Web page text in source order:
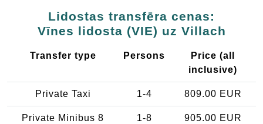
Lidostas transfēra cenas:
Vīnes lidosta (VIE) uz Villach
Transfer type Persons
Price (all
inclusive)
Private Taxi 1-4 809.00 EUR
Private Minibus 8
1-8 905.00 EUR